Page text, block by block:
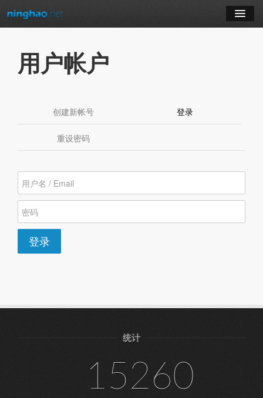
博客
订阅课程
用户帐户
创建新帐号 登录
重设密码
登录
统计
15260